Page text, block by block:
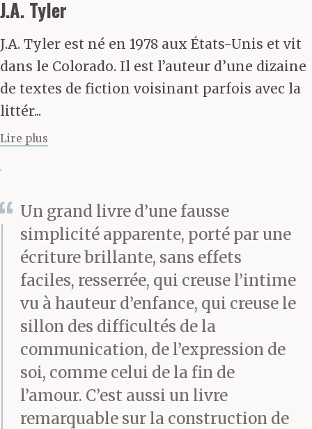
fais ça des fois quand
papa il parle. J’utilise la
paume de mes mains
que je colle dessus et
comme ça j’entends
L’herbe était verte dans
le jardin quand il m’a
dit que si je levais pas
les mains comme
quand j’étais prêt, le
ballon il allait me
fendre le visage. Il a dit
J.A. Tyler
J.A. Tyler est né en 1978 aux États-Unis et vit
dans le Colorado. Il est l’auteur d’une dizaine
de textes de fiction voisinant parfois avec la
littér...
Lire plus
Un grand livre d’une fausse
simplicité apparente, porté par une
écriture brillante, sans effets
faciles, resserrée, qui creuse l’intime
vu à hauteur d’enfance, qui creuse le
sillon des difficultés de la
communication, de l’expression de
soi, comme celui de la fin de
l’amour. C’est aussi un livre
remarquable sur la construction de